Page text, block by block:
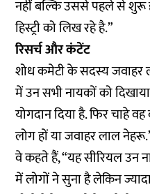
नहीं बल्कि उससे पहले से शुरू
हिस्ट्री को लिख रहे है.”
रिसर्च और कंटेंट
शोध कमेटी के सदस्य
में उन सभी नायकों को
योगदान दिया है. फिर चाहे
लोग हों या जवाहर लाल
वे कहते हैं, “यह सीरियल उन
में लोगों ने सुना है लेकिन